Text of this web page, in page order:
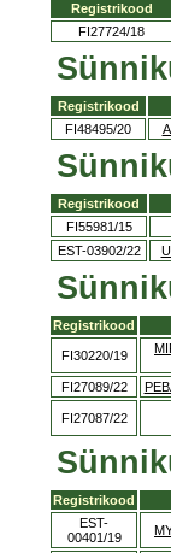
Registrikood
FI27724/18
Registrikood
FI48495/20
Registrikood
FI55981/15
EST-03902/22
Registrikood
FI30220/19
FI27089/22
FI27087/22
Registrikood
EST-
00401/19